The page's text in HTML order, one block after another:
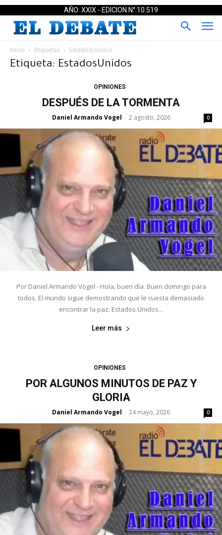
AÑO: XXIX - EDICION N°:10.519
Inicio Etiquetas EstadosUnidos
Etiqueta: EstadosUnidos
OPINIONES
DESPUÉS DE LA TORMENTA
Daniel Armando Vogel - 2 agosto, 2026 0
Por Daniel Armando Vogel - Hola, buen día. Buen domingo para
todos. El mundo sigue demostrando que le cuesta demasiado
encontrar la paz. Estados Unidos...
Leer más
OPINIONES
POR ALGUNOS MINUTOS DE PAZ Y
GLORIA
Daniel Armando Vogel - 24 mayo, 2026 0